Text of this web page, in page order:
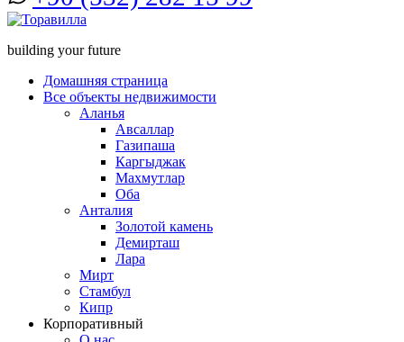
building your future
Домашняя страница
Все объекты недвижимости
Аланья
Авсаллар
Газипаша
Каргыджак
Махмутлар
Оба
Анталия
Золотой камень
Демирташ
Лара
Мирт
Стамбул
Кипр
Корпоративный